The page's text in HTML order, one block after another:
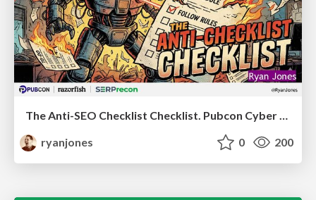
The Anti-SEO Checklist Checklist. Pubcon Cyber Week
ryanjones
0 200